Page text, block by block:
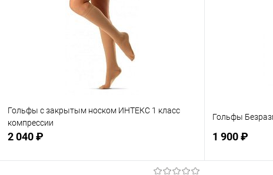
Гольфы с закрытым носком ИНТЕКС 1 класс
компрессии
2 040 ₽
Гольфы
1 900 ₽